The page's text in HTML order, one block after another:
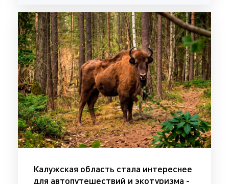
Калужская область стала интереснее
для автопутешествий и экотуризма -